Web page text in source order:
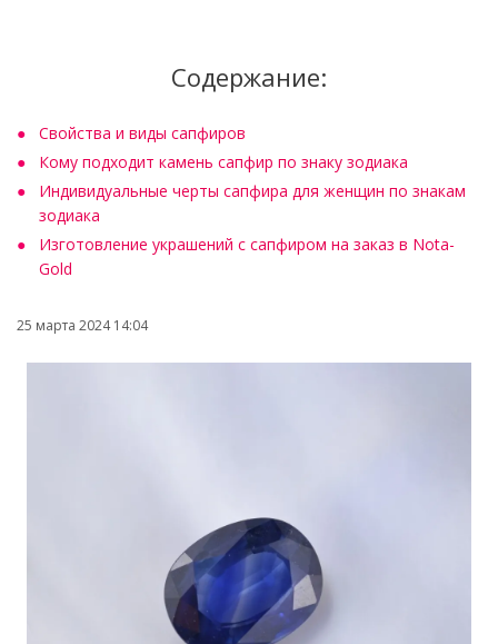
Содержание:
Свойства и виды сапфиров
Кому подходит камень сапфир по знаку зодиака
Индивидуальные черты сапфира для женщин по знакам
зодиака
Изготовление украшений с сапфиром на заказ в Nota-
Gold
25 марта 2024 14:04